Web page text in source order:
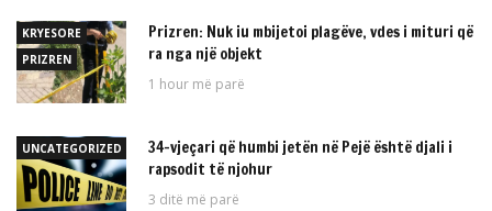
KRYESORE
PRIZREN
Prizren: Nuk iu mbijetoi plagëve, vdes i mituri që
ra nga një objekt
1 hour më parë
UNCATEGORIZED
34-vjeçari që humbi jetën në Pejë është djali i
rapsodit të njohur
3 ditë më parë